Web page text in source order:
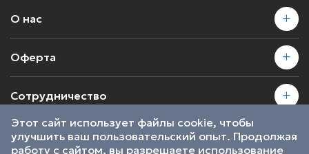
О нас
Оферта
Сотрудничество
2026 © SkillsProof | Все права защищены
Этот сайт использует файлы cookie, чтобы
улучшить ваш пользовательский опыт. Продолжая
работу с сайтом, вы разрешаете использование